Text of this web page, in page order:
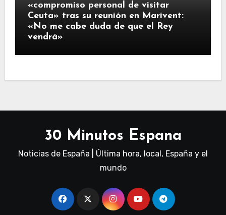
«compromiso personal de visitar
Ceuta» tras su reunión en Marivent:
«No me cabe duda de que el Rey
vendrá»
30 Minutos Espana
Noticias de España | Última hora, local, España y el
mundo